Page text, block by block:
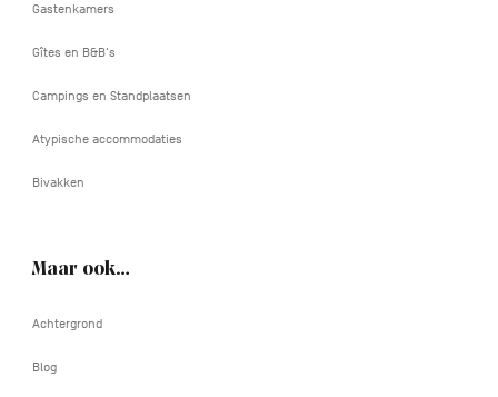
Gastenkamers
Gîtes en B&B's
Campings en Standplaatsen
Atypische accommodaties
Bivakken
Maar ook…
Achtergrond
Blog